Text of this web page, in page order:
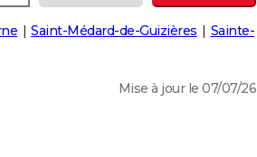
Saint-Médard-de-Guizières
Sainte-
Mise à jour le 07/07/26